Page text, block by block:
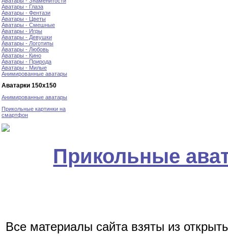
Аватары - Глаза
Аватары - Фентази
Аватары - Цветы
Аватары - Смешные
Аватары - Игры
Аватары - Девушки
Аватары - Логотипы
Аватары - Любовь
Аватары - Кино
Аватары - Природа
Аватары - Милые
Анимированные аватары
Аватарки 150х150
Анимированные аватары
Прикольные картинки на
смартфон
Прикольные
Все материалы сайта взяты из